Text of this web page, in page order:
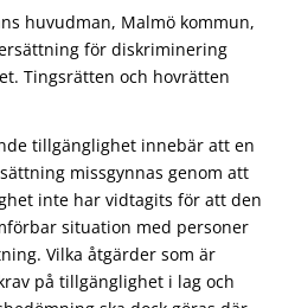
huvudman, Malmö kommun,
för diskriminering
Tingsrätten och hovrätten
tillgänglighet innebär att en
missgynnas genom att
inte har vidtagits för att den
situation med personer
Vilka åtgärder som är
på tillgänglighet i lag och